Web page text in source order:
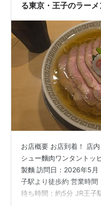
る東京・王子のラーメ
お店概要 お店到着！ 店
シュー麵肉ワンタントッ
製麵 訪問日：2026年5月
子駅より徒歩約 営業時
待ち時間：約5分 JR王子